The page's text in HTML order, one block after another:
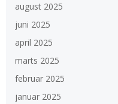
august 2025
juni 2025
april 2025
marts 2025
februar 2025
januar 2025